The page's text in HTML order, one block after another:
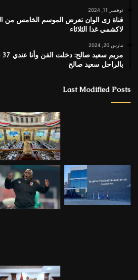
نوفمبر 11, 2024
قناة زى الوان تعرض الموسم الخامس من
لاكشمي غدا الثلاثاء
مارس 20, 2024
بالراحل سعيد صالح
Last Modified Posts